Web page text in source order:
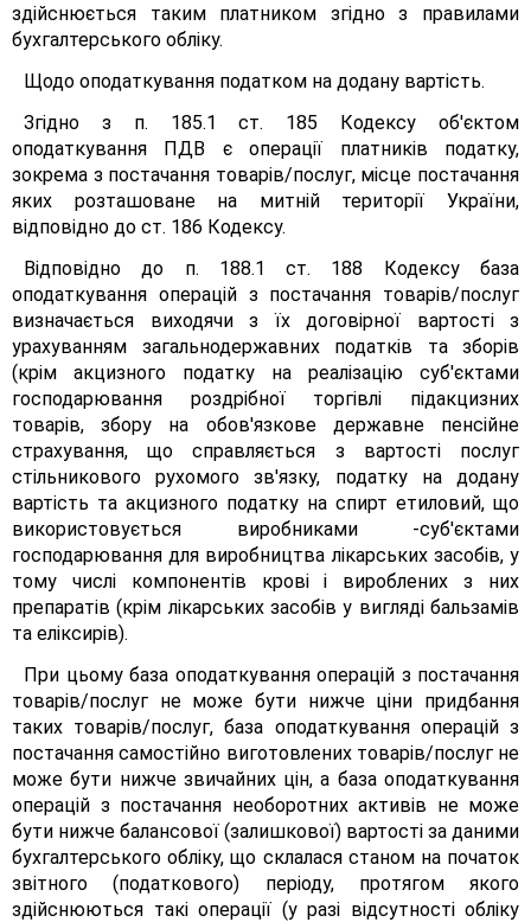
здійснюється таким платником згідно з правилами
бухгалтерського обліку.
Щодо оподаткування податком на додану вартість.
Згідно з п. 185.1 ст. 185 Кодексу об'єктом
оподаткування ПДВ є операції платників податку,
зокрема з постачання товарів/послуг, місце постачання
яких розташоване на митній території України,
відповідно до ст. 186 Кодексу.
Відповідно до п. 188.1 ст. 188 Кодексу база
оподаткування операцій з постачання товарів/послуг
визначається виходячи з їх договірної вартості з
урахуванням загальнодержавних податків та зборів
(крім акцизного податку на реалізацію суб'єктами
господарювання роздрібної торгівлі підакцизних
товарів, збору на обов'язкове державне пенсійне
страхування, що справляється з вартості послуг
стільникового рухомого зв'язку, податку на додану
вартість та акцизного податку на спирт етиловий, що
використовується виробниками -суб'єктами
господарювання для виробництва лікарських засобів, у
тому числі компонентів крові і вироблених з них
препаратів (крім лікарських засобів у вигляді бальзамів
та еліксирів).
При цьому база оподаткування операцій з постачання
товарів/послуг не може бути нижче ціни придбання
таких товарів/послуг, база оподаткування операцій з
постачання самостійно виготовлених товарів/послуг не
може бути нижче звичайних цін, а база оподаткування
операцій з постачання необоротних активів не може
бути нижче балансової (залишкової) вартості за даними
бухгалтерського обліку, що склалася станом на початок
звітного (податкового) періоду, протягом якого
здійснюються такі операції (у разі відсутності обліку